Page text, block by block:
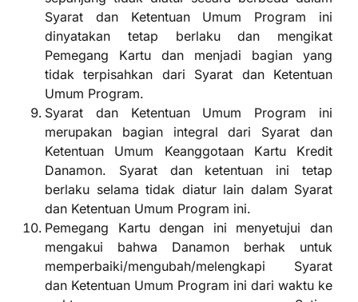
Syarat dan Ketentuan Umum Program ini
dinyatakan tetap berlaku dan mengikat
Pemegang Kartu dan menjadi bagian yang
tidak terpisahkan dari Syarat dan Ketentuan
Umum Program.
Syarat dan Ketentuan Umum Program ini
merupakan bagian integral dari Syarat dan
Ketentuan Umum Keanggotaan Kartu Kredit
Danamon. Syarat dan ketentuan ini tetap
berlaku selama tidak diatur lain dalam Syarat
dan Ketentuan Umum Program ini.
Pemegang Kartu dengan ini menyetujui dan
mengakui bahwa Danamon berhak untuk
memperbaiki/mengubah/melengkapi Syarat
dan Ketentuan Umum Program ini dari waktu ke